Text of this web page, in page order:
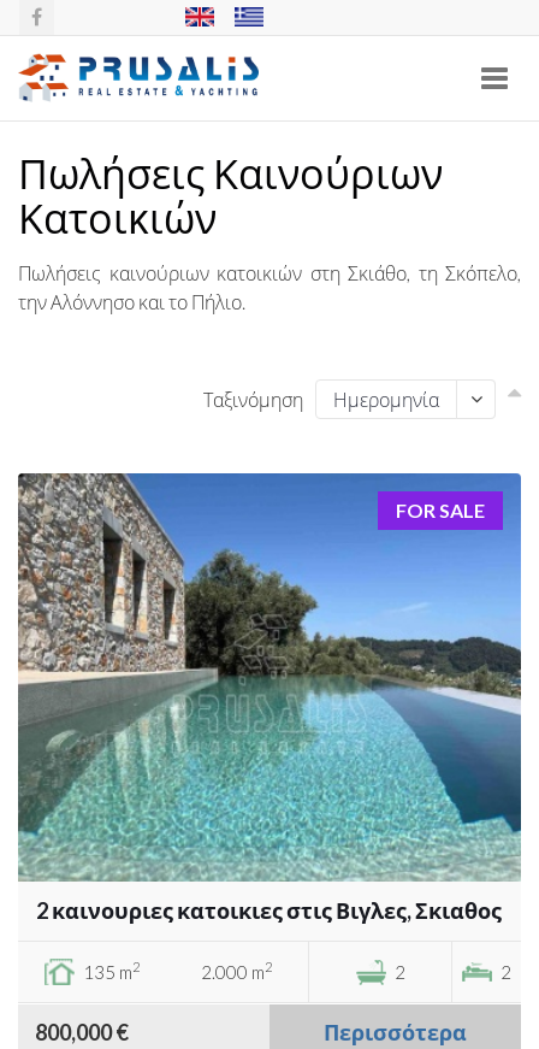
Πωλήσεις Καινούριων
Κατοικιών
Πωλήσεις καινούριων κατοικιών στη Σκιάθο, τη Σκόπελο,
την Αλόννησο και το Πήλιο.
Ταξινόμηση
FOR SALE
2 καινουριες κατοικιες στις Βιγλες, Σκιαθος
135 m2 2.000 m2 2 2
800,000 € Περισσότερα